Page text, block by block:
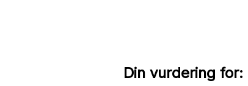
Din vurdering for: